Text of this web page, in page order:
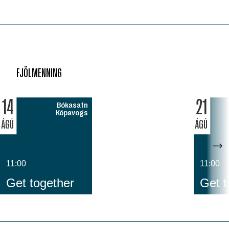
FJÖLMENNING
14
ÁGÚ
Bókasafn
Kópavogs
11:00
Get together
21
ÁGÚ
11:00
Get